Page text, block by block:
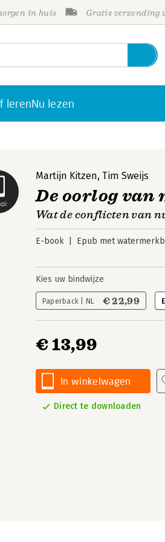
in huis Gratis verzending
lerenNu lezen
Martijn Kitzen, Tim Sweijs
De oorlog van
Wat de conflicten van
E-book Epub met
Kies uw bindwijze
Paperback | NL € 22,99
€ 13,99
In winkelwagen
Direct te downloaden